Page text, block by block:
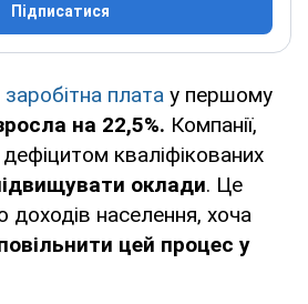
Підписатися
заробітна плата у першому
на 22,5%. Компанії,
кваліфікованих
оклади. Це
доходів населення, хоча
цей процес у